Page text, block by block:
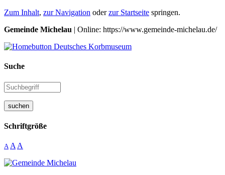
Zum Inhalt, zur Navigation oderzur Startseite springen.
Gemeinde Michelau | Online: https://www.gemeinde-michelau.de/
Suche
suchen
Schriftgröße
A A A